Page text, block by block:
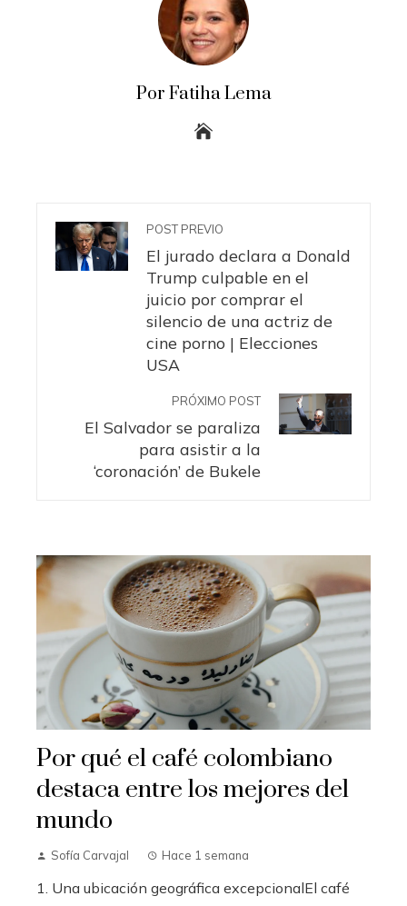
Por Fatiha Lema
POST PREVIO
El jurado declara a Donald
Trump culpable en el
juicio por comprar el
silencio de una actriz de
cine porno | Elecciones
USA
PRÓXIMO POST
El Salvador se paraliza
para asistir a la
‘coronación’ de Bukele
Por qué el café colombiano
destaca entre los mejores del
mundo
Sofía Carvajal Hace 1 semana
1. Una ubicación geográfica excepcionalEl café